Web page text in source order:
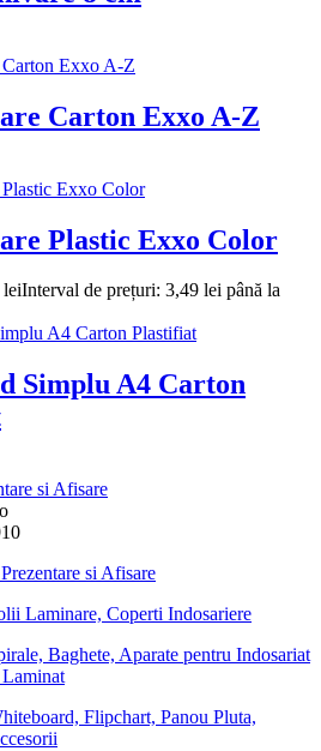
Carton Exxo A-Z
Plastic Exxo Color
leiInterval de prețuri: 3,49 lei până la
Simplu A4 Carton
si Afisare
si Afisare
Laminare, Coperti Indosariere
Baghete, Aparate pentru Indosariat
Flipchart, Panou Pluta,